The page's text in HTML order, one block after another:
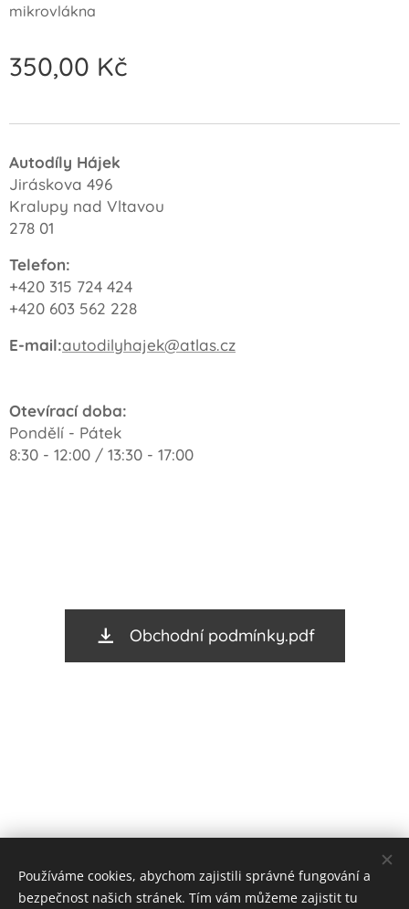
mikrovlákna
350,00 Kč
Autodíly Hájek
Jiráskova 496
Kralupy nad Vltavou
278 01
Telefon:
+420 315 724 424
+420 603 562 228
E-mail:autodilyhajek@atlas.cz
Otevírací doba:
Pondělí - Pátek
8:30 - 12:00 / 13:30 - 17:00
Obchodní podmínky.pdf
Používáme cookies, abychom zajistili správné fungování a
bezpečnost našich stránek. Tím vám můžeme zajistit tu